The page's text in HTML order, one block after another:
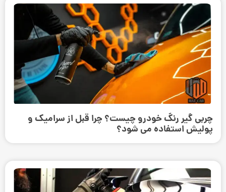
چربی گیر رنگ خودرو چیست؟ چرا قبل از سرامیک و
پولیش استفاده می ‌شود؟